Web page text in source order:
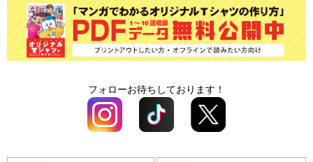
フォローお待ちしております！